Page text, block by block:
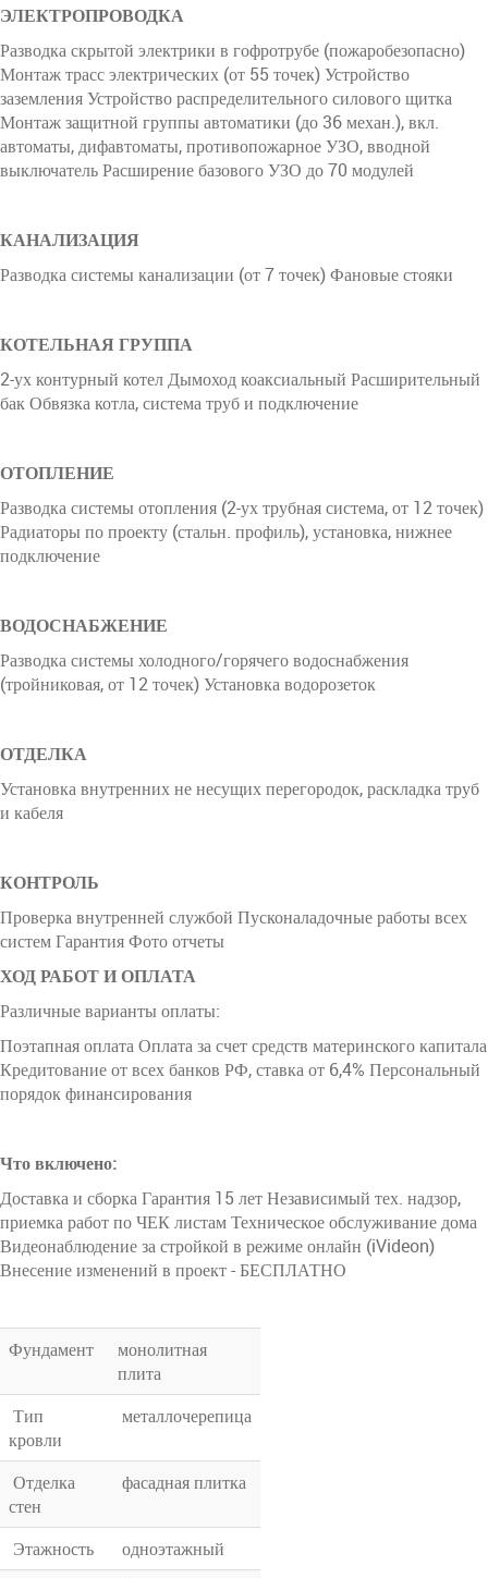
ЭЛЕКТРОПРОВОДКА
Разводка скрытой электрики в гофротрубе (пожаробезопасно)
Монтаж трасс электрических (от 55 точек) Устройство
заземления Устройство распределительного силового щитка
Монтаж защитной группы автоматики (до 36 механ.), вкл.
автоматы, дифавтоматы, противопожарное УЗО, вводной
выключатель Расширение базового УЗО до 70 модулей
КАНАЛИЗАЦИЯ
Разводка системы канализации (от 7 точек) Фановые стояки
КОТЕЛЬНАЯ ГРУППА
2-ух контурный котел Дымоход коаксиальный Расширительный
бак Обвязка котла, система труб и подключение
ОТОПЛЕНИЕ
Разводка системы отопления (2-ух трубная система, от 12 точек)
Радиаторы по проекту (стальн. профиль), установка, нижнее
подключение
ВОДОСНАБЖЕНИЕ
Разводка системы холодного/горячего водоснабжения
(тройниковая, от 12 точек) Установка водорозеток
ОТДЕЛКА
Установка внутренних не несущих перегородок, раскладка труб
и кабеля
КОНТРОЛЬ
Проверка внутренней службой Пусконаладочные работы всех
систем Гарантия Фото отчеты
ХОД РАБОТ И ОПЛАТА
Различные варианты оплаты:
Поэтапная оплата Оплата за счет средств материнского капитала
Кредитование от всех банков РФ, ставка от 6,4% Персональный
порядок финансирования
Что включено:
Доставка и сборка Гарантия 15 лет Независимый тех. надзор,
приемка работ по ЧЕК листам Техническое обслуживание дома
Видеонаблюдение за стройкой в режиме онлайн (iVideon)
Внесение изменений в проект - БЕСПЛАТНО
Фундамент
монолитная
плита
Тип
кровли
металлочерепица
Отделка
стен
фасадная плитка
Этажность
одноэтажный